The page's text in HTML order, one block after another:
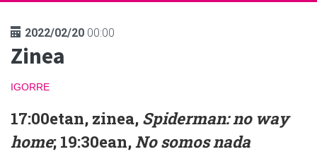
2022/02/20 00:00
Zinea
IGORRE
17:00etan, zinea, Spiderman: no way
home; 19:30ean,No somos nada